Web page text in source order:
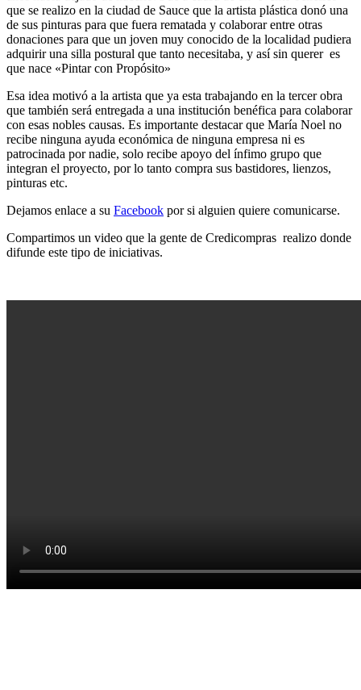
que se realizo en la ciudad de Sauce que la artista plástica donó una
de sus pinturas para que fuera rematada y colaborar entre otras
donaciones para que un joven muy conocido de la localidad pudiera
adquirir una silla postural que tanto necesitaba, y así sin querer es
que nace «Pintar con Propósito»
Esa idea motivó a la artista que ya esta trabajando en la tercer obra
que también será entregada a una institución benéfica para colaborar
con esas nobles causas. Es importante destacar que María Noel no
recibe ninguna ayuda económica de ninguna empresa ni es
patrocinada por nadie, solo recibe apoyo del ínfimo grupo que
integran el proyecto, por lo tanto compra sus bastidores, lienzos,
pinturas etc.
Dejamos enlace a su Facebook por si alguien quiere comunicarse.
Compartimos un video que la gente de Credicompras realizo donde
difunde este tipo de iniciativas.